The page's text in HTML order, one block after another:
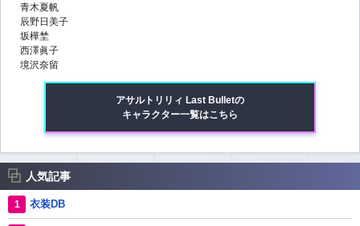
青木夏帆
辰野日美子
坂樺埜
西澤眞子
境沢奈留
アサルトリリィ Last Bulletの
キャラクター一覧はこちら
人気記事
衣装DB